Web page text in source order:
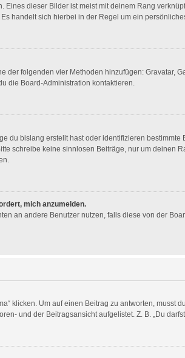
dieser Bilder ist meist mit deinem Rang
handelt sich hierbei in der Regel um ein
der folgenden vier Methoden hinzufügen:
die Board-Administration kontaktieren.
du bislang erstellt hast oder identifizieren
schreibe keine sinnlosen Beiträge, nur um
mich anzumelden.
an andere Benutzer nutzen, falls diese von der
klicken. Um auf einen Beitrag zu antworten,
und der Beitragsansicht aufgelistet. Z. B. „Du